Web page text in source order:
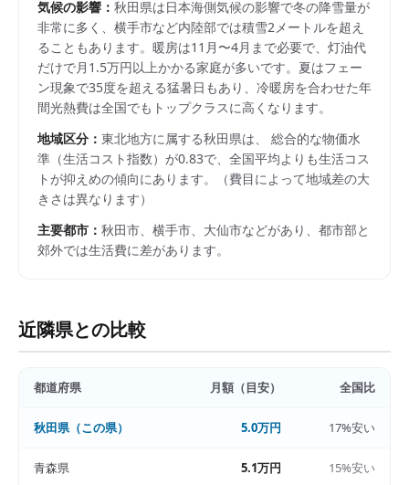
気候の影響： 秋田県は日本海側気候の影響で冬の降雪量が
非常に多く、横手市など内陸部では積雪2メートルを超え
ることもあります。暖房は11月〜4月まで必要で、灯油代
だけで月1.5万円以上かかる家庭が多いです。夏はフェー
ン現象で35度を超える猛暑日もあり、冷暖房を合わせた年
間光熱費は全国でもトップクラスに高くなります。
地域区分： 東北地方に属する秋田県は、 総合的な物価水
準（生活コスト指数）が0.83で、 全国平均よりも生活コス
トが抑えめの傾向にあります。
（費目によって地域差の大
きさは異なります）
主要都市： 秋田市、横手市、大仙市などがあり、都市部と
郊外では生活費に差があります。
近隣県との比較
都道府県 月額（目安） 全国比
秋田県（この県） 5.0万円 17%安い
青森県 5.1万円 15%安い